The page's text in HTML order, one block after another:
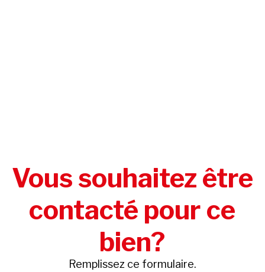
Vous souhaitez être
contacté pour ce
bien?
Remplissez ce formulaire.